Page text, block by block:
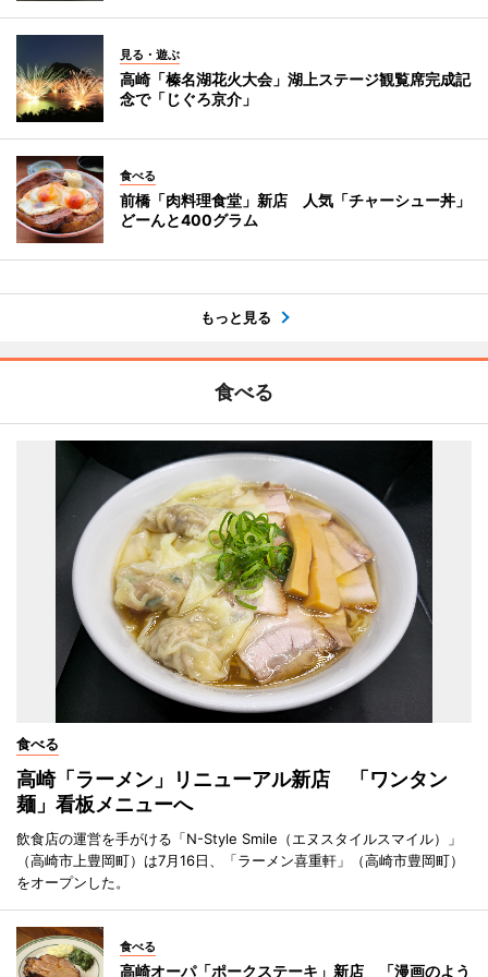
見る・遊ぶ
高崎「榛名湖花火大会」湖上ステージ観覧席完成記
念で「じぐろ京介」
食べる
前橋「肉料理食堂」新店 人気「チャーシュー丼」
どーんと400グラム
もっと見る
食べる
食べる
高崎「ラーメン」リニューアル新店 「ワンタン
麺」看板メニューへ
飲食店の運営を手がける「N-Style Smile（エヌスタイルスマイル）」
（高崎市上豊岡町）は7月16日、「ラーメン喜重軒」（高崎市豊岡町）
をオープンした。
食べる
高崎オーパ「ポークステーキ」新店 「漫画のよう